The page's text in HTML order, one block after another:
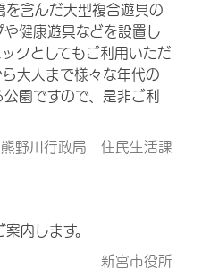
含んだ大型複合遊具の
健康遊具などを設置し
クとしてもご利用いただ
大人まで様々な年代の
園ですので、是非ご利
熊野川行政局 住民生活課
内します。
新宮市役所